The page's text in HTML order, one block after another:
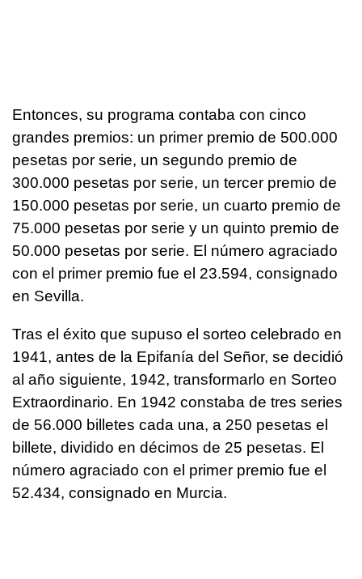
Entonces, su programa contaba con cinco
grandes premios: un primer premio de 500.000
pesetas por serie, un segundo premio de
300.000 pesetas por serie, un tercer premio de
150.000 pesetas por serie, un cuarto premio de
75.000 pesetas por serie y un quinto premio de
50.000 pesetas por serie. El número agraciado
con el primer premio fue el 23.594, consignado
en Sevilla.
Tras el éxito que supuso el sorteo celebrado en
1941, antes de la Epifanía del Señor, se decidió
al año siguiente, 1942, transformarlo en Sorteo
Extraordinario. En 1942 constaba de tres series
de 56.000 billetes cada una, a 250 pesetas el
billete, dividido en décimos de 25 pesetas. El
número agraciado con el primer premio fue el
52.434, consignado en Murcia.